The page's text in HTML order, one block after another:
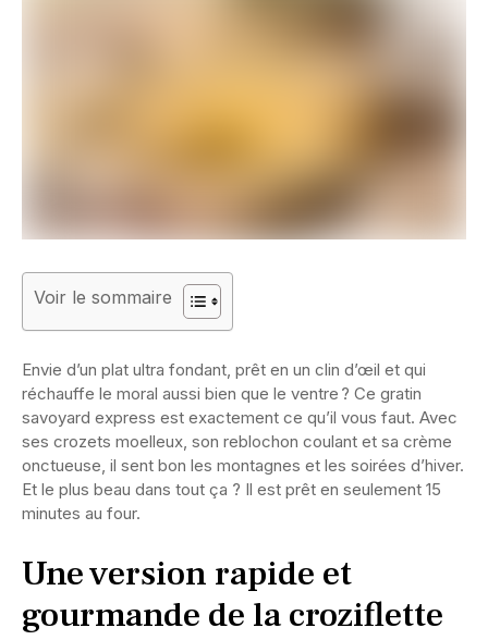
Voir le sommaire
Envie d’un plat ultra fondant, prêt en un clin d’œil et qui
réchauffe le moral aussi bien que le ventre ? Ce gratin
savoyard express est exactement ce qu’il vous faut. Avec
ses crozets moelleux, son reblochon coulant et sa crème
onctueuse, il sent bon les montagnes et les soirées d’hiver.
Et le plus beau dans tout ça ? Il est prêt en seulement 15
minutes au four.
Une version rapide et
gourmande de la croziflette